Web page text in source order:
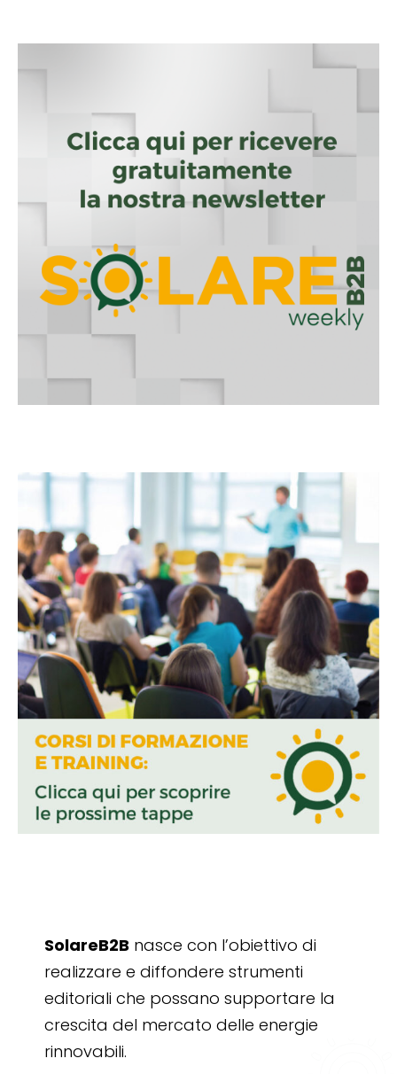
SolareB2B nasce con l’obiettivo di
realizzare e diffondere strumenti
editoriali che possano supportare la
crescita del mercato delle energie
rinnovabili.